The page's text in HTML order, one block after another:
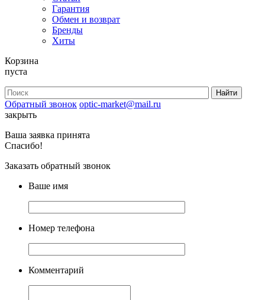
Гарантия
Обмен и возврат
Бренды
Хиты
Корзина
пуста
Обратный звонок optic-market@mail.ru
закрыть
Ваша заявка принята
Спасибо!
Заказать обратный звонок
Ваше имя
Номер телефона
Комментарий